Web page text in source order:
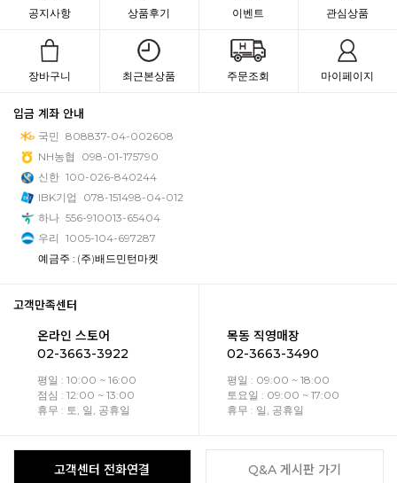
공지사항 상품후기 이벤트 관심상품
장바구니 최근본상품 주문조회 마이페이지
입금 계좌 안내
국민 808837-04-002608
NH농협
098-01-175790
신한 100-026-840244
IBK기업
078-151498-04-012
하나 556-910013-65404
우리 1005-104-697287
예금주 : (주)배드민턴마켓
고객만족센터
온라인 스토어
02-3663-3922
평일 : 10:00 ~ 16:00
점심 : 12:00 ~ 13:00
휴무 : 토, 일, 공휴일
목동 직영매장
02-3663-3490
평일 : 09:00 ~ 18:00
토요일 : 09:00 ~ 17:00
휴무 : 일, 공휴일
고객센터 전화연결 Q&A 게시판 가기